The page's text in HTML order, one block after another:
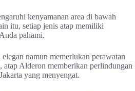
kenyamanan area di bawah
itu, setiap jenis atap memiliki
pahami.
namun memerlukan perawatan
Alderon memberikan perlindungan
yang menyengat.